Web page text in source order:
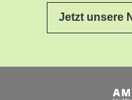
Jetzt unsere